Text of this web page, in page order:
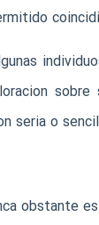
seria o
obstante